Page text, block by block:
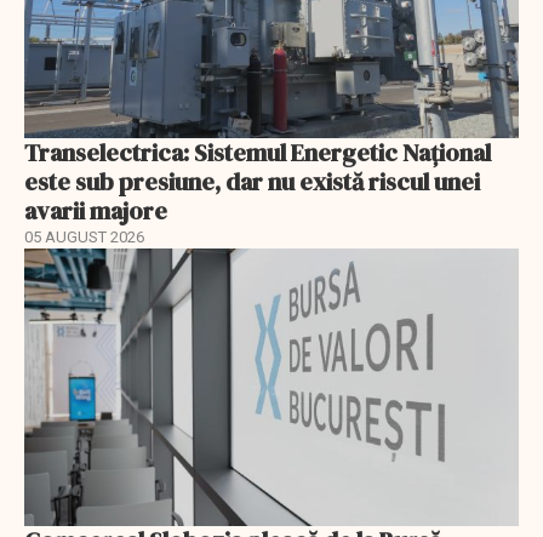
Transelectrica: Sistemul Energetic Național
este sub presiune, dar nu există riscul unei
avarii majore
05 AUGUST 2026